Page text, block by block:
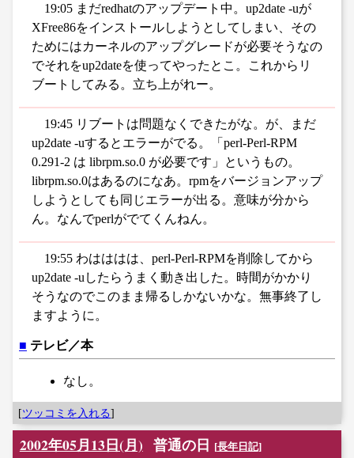
19:05 まだredhatのアップデート中。up2date -uが
XFree86をインストールしようとしてしまい、その
ためにはカーネルのアップグレードが必要そうなの
でそれをup2dateを使ってやったとこ。これからリ
ブートしてみる。立ち上がれー。
19:45 リブートは問題なくできたがな。が、まだ
up2date -uするとエラーがでる。「perl-Perl-RPM
0.291-2 は librpm.so.0 が必要です」というもの。
librpm.so.0はあるのになあ。rpmをバージョンアップ
しようとしても同じエラーが出る。意味が分から
ん。なんでperlがでてくんねん。
19:55 わはははは、perl-Perl-RPMを削除してから
up2date -uしたらうまく動き出した。時間がかかり
そうなのでこのまま帰るしかないかな。無事終了し
ますように。
■ テレビ／本
なし。
[ツッコミを入れる]
2002年05月13日(月) 普通の日 [長年日記]